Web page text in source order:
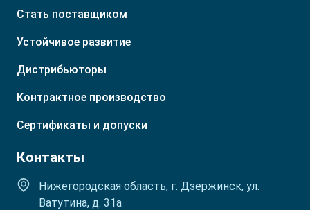
Стать поставщиком
Устойчивое развитие
Дистрибьюторы
Контрактное производство
Сертификаты и допуски
Контакты
Нижегородская область, г. Дзержинск, ул.
Ватутина, д. 31а